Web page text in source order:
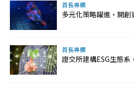
首長專欄
多元化策略躍進，開創
首長專欄
證交所建構ESG生態系